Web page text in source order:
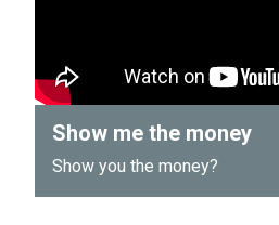
Show me the money
Show you the money?